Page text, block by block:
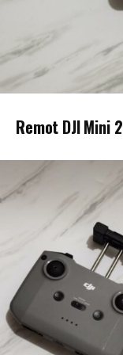
Remot DJI Mini 2